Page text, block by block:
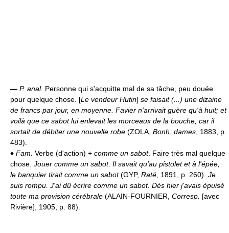
— P. anal. Personne qui s'acquitte mal de sa tâche, peu douée
pour quelque chose. [Le vendeur Hutin] se faisait (...) une dizaine
de francs par jour, en moyenne. Favier n'arrivait guère qu'à huit; et
voilà que ce sabot lui enlevait les morceaux de la bouche, car il
sortait de débiter une nouvelle robe (ZOLA, Bonh. dames , 1883, p.
483).
♦ Fam. Verbe (d'action) + comme un sabot. Faire très mal quelque
chose. Jouer comme un sabot. Il savait qu'au pistolet et à l'épée,
le banquier tirait comme un sabot(GYP, Raté , 1891, p. 260). Je
suis rompu. J'ai dû écrire comme un sabot. Dès hier j'avais épuisé
toute ma provision cérébrale (ALAIN-FOURNIER, Corresp. [avec
Rivière], 1905, p. 88).